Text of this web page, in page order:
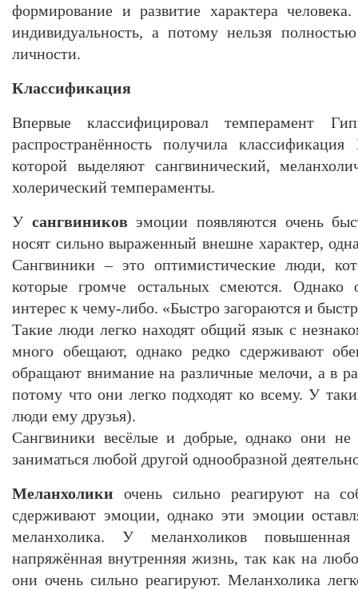
формирование и развитие характера
индивидуальность, а потому нельзя
личности.
Классификация
Впервые классифицировал темперамент
распространённость получила
которой выделяют сангвинический,
холерический темпераменты.
У сангвиниковэмоции появляются очень
носят сильно выраженный внешне характер,
Сангвиники – это оптимистические люди,
которые громче остальных смеются. Однако
интерес к чему-либо. «Быстро загораются и
Такие люди легко находят общий язык с
много обещают, однако редко сдерживают
обращают внимание на различные мелочи, а в
потому что они легко подходят ко всему. У
люди ему друзья).
Сангвиники весёлые и добрые, однако они не
заниматься любой другой однообразной
Меланхолики очень сильно реагируют на
сдерживают эмоции, однако эти эмоции
меланхолика. У меланхоликов
напряжённая внутренняя жизнь, так как на
они очень сильно реагируют. Меланхолика